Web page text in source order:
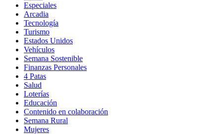
Especiales
Arcadia
Tecnología
Turismo
Estados Unidos
Vehículos
Semana Sostenible
Finanzas Personales
4 Patas
Salud
Loterías
Educación
Contenido en colaboración
Semana Rural
Mujeres